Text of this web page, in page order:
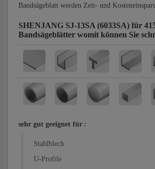
Bandsägeblatt werden Zeit- und
SHENJANG SJ-13SA (6033SA) für
Bandsägeblätter womit können Sie
sehr gut geeignet für :
Stahlblech
U-Profile